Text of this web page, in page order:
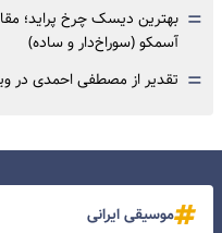
= بهترین دیسک چرخ پراید؛
آسمکو (سوراخ‌دار و ساده)
= تقدیر از مصطفی احمدی در
موسیقی ایرانی